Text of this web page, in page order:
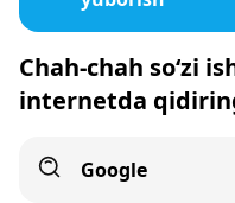
Chah-chah so‘zi
internetda
Google